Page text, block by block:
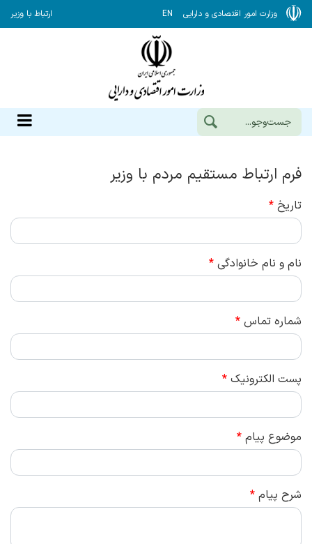
وزارت امور اقتصادی و دارایی EN ارتباط با وزیر
فرم ارتباط مستقیم مردم با وزیر
تاریخ *
نام و نام خانوادگي *
شماره تماس *
پست الكترونيك *
موضوع پیام *
شرح پيام *